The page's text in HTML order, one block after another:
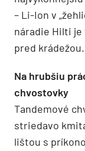
– Li-Ion v
náradie Hilti je
pred krádežou.
Na hrubšiu
chvostovky
Tandemové
striedavo
lištou s